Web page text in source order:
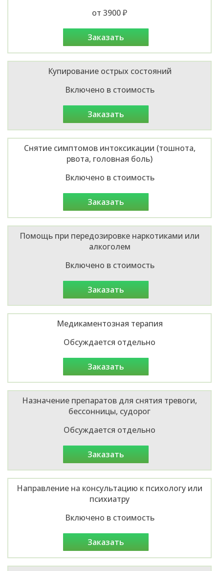
от 3900 ₽
заказать
Купирование острых состояний
Включено в стоимость
заказать
Снятие симптомов интоксикации (тошнота,
рвота, головная боль)
Включено в стоимость
заказать
Помощь при передозировке наркотиками или
алкоголем
Включено в стоимость
заказать
Медикаментозная терапия
Обсуждается отдельно
заказать
Назначение препаратов для снятия тревоги,
бессонницы, судорог
Обсуждается отдельно
заказать
Направление на консультацию к психологу или
психиатру
Включено в стоимость
заказать